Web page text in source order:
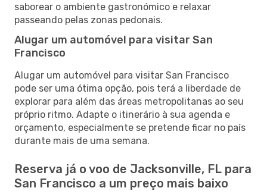
saborear o ambiente gastronómico e relaxar
passeando pelas zonas pedonais.
Alugar um automóvel para visitar San
Francisco
Alugar um automóvel para visitar San Francisco
pode ser uma ótima opção, pois terá a liberdade de
explorar para além das áreas metropolitanas ao seu
próprio ritmo. Adapte o itinerário à sua agenda e
orçamento, especialmente se pretende ficar no país
durante mais de uma semana.
Reserva já o voo de Jacksonville, FL para
San Francisco a um preço mais baixo